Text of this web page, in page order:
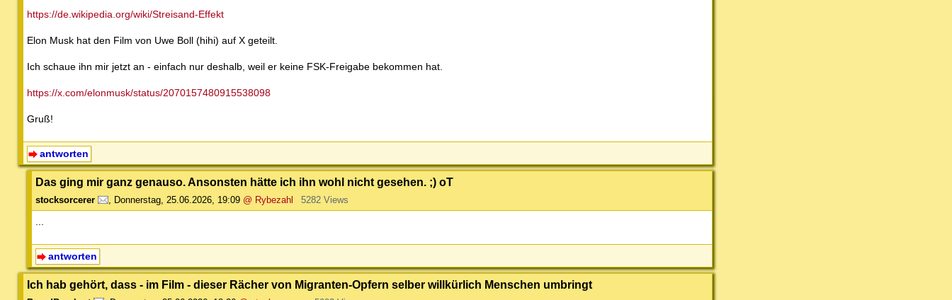
https://de.wikipedia.org/wiki/Streisand-Effekt
Elon Musk hat den Film von Uwe Boll (hihi) auf X geteilt.
Ich schaue ihn mir jetzt an - einfach nur deshalb, weil er keine FSK-Freigabe bekommen hat.
https://x.com/elonmusk/status/2070157480915538098
Gruß!
antworten
Das ging mir ganz genauso. Ansonsten hätte ich ihn wohl nicht gesehen. ;) oT
stocksorcerer , Donnerstag, 25.06.2026, 19:09 @ Rybezahl 5282 Views
antworten
Ich hab gehört, dass - im Film - dieser Rächer von Migranten-Opfern selber willkürlich Menschen umbringt